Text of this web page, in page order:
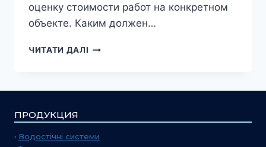
оценку стоимости работ на конкретном
объекте. Каким должен…
ЧИТАТИ ДАЛІ
ПРОДУКЦИЯ
· Водостічні системи